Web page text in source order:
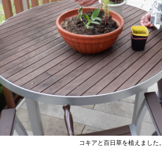
コキアと百日草を植えました。